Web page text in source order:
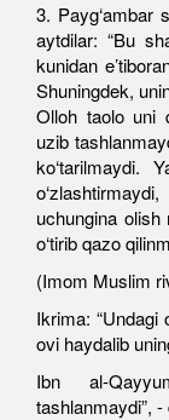
3. Payg‘ambar
aytdilar: “Bu
kunidan
Shuningdek,
Olloh taolo uni
uzib
ko‘tarilmaydi.
uchungina
o‘tirib qazo
(Imom Muslim
Ikrima: “Undagi
ovi haydalib
Ibn al-
tashlanmaydi”, -